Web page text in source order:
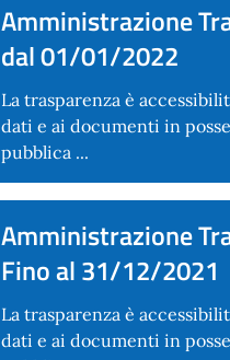
Amministrazione
dal 01/01/2022
La trasparenza è
dati e ai documenti in
pubblica ...
Amministrazione
Fino al 31/12/2021
La trasparenza è
dati e ai documenti in